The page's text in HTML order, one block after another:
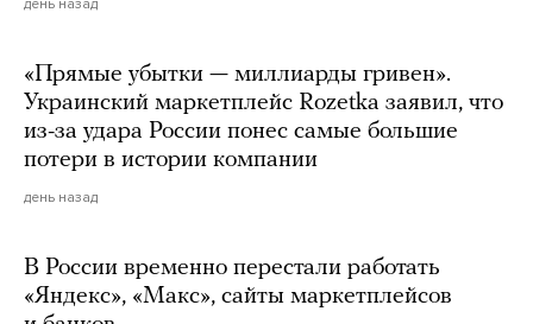
день назад
«Прямые убытки — миллиарды гривен».
Украинский маркетплейс Rozetka заявил, что
из-за удара России понес самые большие
потери в истории компании
день назад
В России временно перестали работать
«Яндекс», «Макс», сайты маркетплейсов